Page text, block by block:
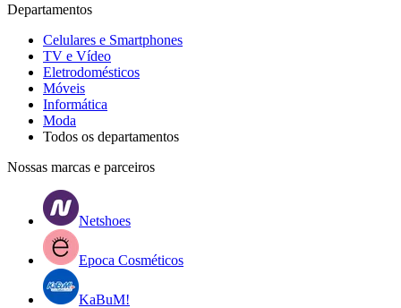
Departamentos
Celulares e Smartphones
TV e Vídeo
Eletrodomésticos
Móveis
Informática
Moda
Todos os departamentos
Nossas marcas e parceiros
Netshoes
Epoca Cosméticos
KaBuM!